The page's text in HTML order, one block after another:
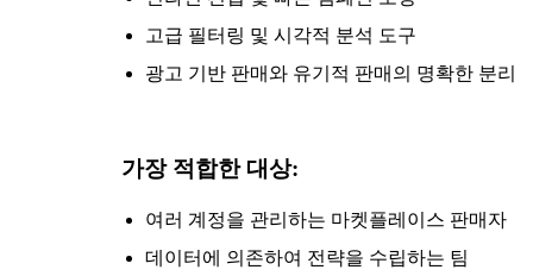
고급 필터링 및 시각적 분석 도구
광고 기반 판매와 유기적 판매의 명확한 분리
가장 적합한 대상:
여러 계정을 관리하는 마켓플레이스 판매자
데이터에 의존하여 전략을 수립하는 팀